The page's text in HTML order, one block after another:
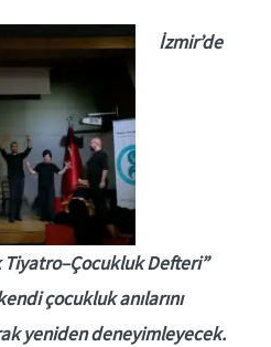
İzmir’de
Defteri”
çocukluk anılarını
yeniden deneyimleyecek.